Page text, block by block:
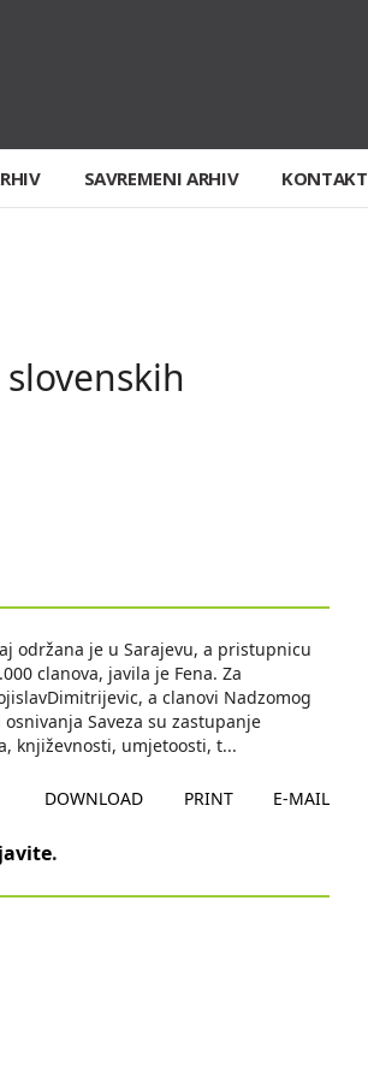
SAVREMENI ARHIV KONTAKT
slovenskih
održana je u Sarajevu, a pristupnicu
clanova, javila je Fena. Za
a clanovi Nadzomog
Saveza su zastupanje
književnosti, umjetoosti, t...
DOWNLOAD PRINT E-MAIL
.